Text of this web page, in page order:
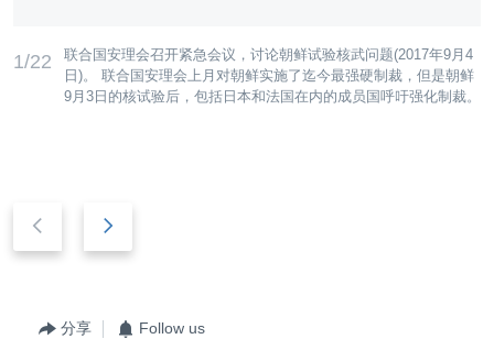
1/22
联合国安理会召开紧急会议，讨论朝鲜试验核武问题(2017年9月4
日)。 联合国安理会上月对朝鲜实施了迄今最强硬制裁，但是朝鲜
9月3日的核试验后，包括日本和法国在内的成员国呼吁强化制裁。
分享 Follow us